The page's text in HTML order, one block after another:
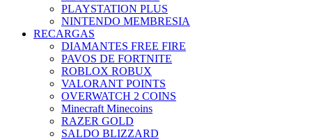
PLAYSTATION PLUS
NINTENDO MEMBRESIA
RECARGAS
DIAMANTES FREE FIRE
PAVOS DE FORTNITE
ROBLOX ROBUX
VALORANT POINTS
OVERWATCH 2 COINS
Minecraft Minecoins
RAZER GOLD
SALDO BLIZZARD